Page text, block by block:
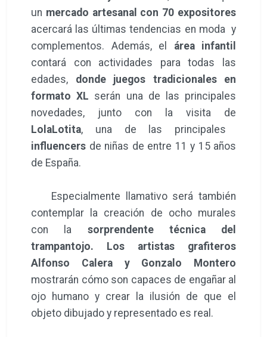
un mercado artesanal con 70 expositores
acercará las últimas tendencias en moda y
complementos. Además, el
área infantil
contará con actividades para todas las
edades, donde juegos tradicionales en
formato XL serán una de las principales
novedades, junto con la visita de
LolaLotita, una de las principales
influencers de niñas de entre 11 y 15 años
de España.
Especialmente llamativo será también
contemplar la creación de ocho murales
con la sorprendente técnica del
trampantojo. Los artistas grafiteros
Alfonso Calera y Gonzalo Montero
mostrarán cómo son capaces de engañar al
ojo humano y crear la ilusión de que el
objeto dibujado y representado es real.